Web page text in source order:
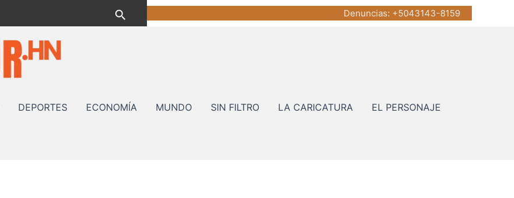
Buscar Denuncias: +5043143-8159
DEPORTES ECONOMÍA MUNDO SIN FILTRO LA CARICATURA EL PERSONAJE